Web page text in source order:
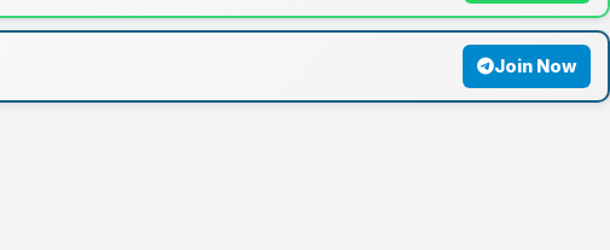
Join Now